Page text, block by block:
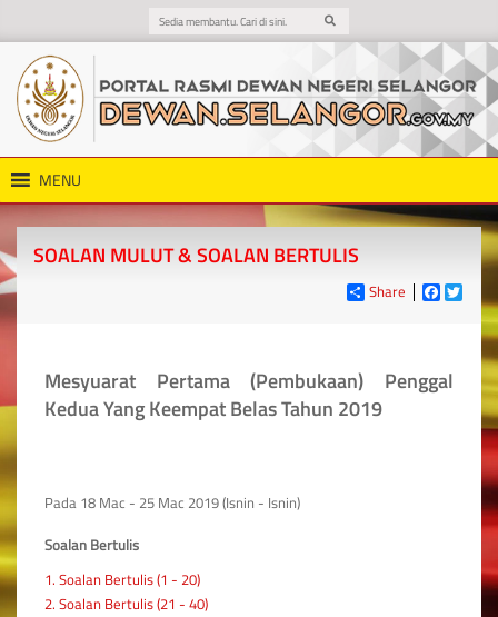
MENU
SOALAN MULUT & SOALAN BERTULIS
Share
Mesyuarat Pertama (Pembukaan) Penggal
Kedua Yang Keempat Belas Tahun 2019
Pada 18 Mac - 25 Mac 2019 (Isnin - Isnin)
Soalan Bertulis
1. Soalan Bertulis (1 - 20)
2. Soalan Bertulis (21 - 40)